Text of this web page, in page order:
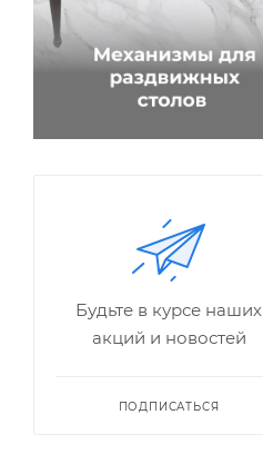
Будьте в курсе наших
акций и новостей
ПОДПИСАТЬСЯ